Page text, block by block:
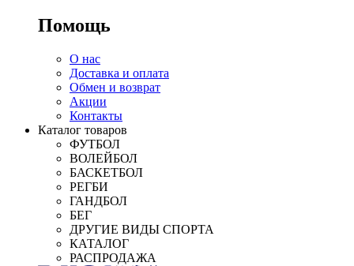
Помощь
О нас
Доставка и оплата
Обмен и возврат
Акции
Контакты
Каталог товаров
ФУТБОЛ
ВОЛЕЙБОЛ
БАСКЕТБОЛ
РЕГБИ
ГАНДБОЛ
БЕГ
ДРУГИЕ ВИДЫ СПОРТА
КАТАЛОГ
РАСПРОДАЖА